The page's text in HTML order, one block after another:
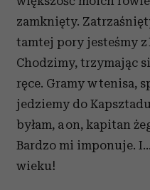
zamknięty.
tamtej pory jesteśmy z
Chodzimy, trzymając
ręce. Gramy w tenisa,
jedziemy do
byłam, a on, kapitan
Bardzo mi imponuje.
wieku!